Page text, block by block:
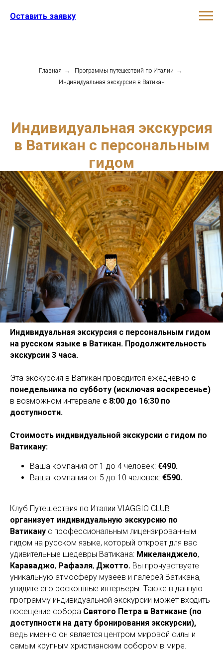
Оставить заявку
Главная → Программы путешествий по Италии →
Индивидуальная экскурсия в Ватикан
Индивидуальная экскурсия
в Ватикан с персональным
гидом
Индивидуальная экскурсия с персональным гидом
на русском языке в Ватикан. Продолжительность
экскурсии 3 часа.
Эта экскурсия в Ватикан проводится ежедневно с
понедельника по субботу (исключая воскресенье)
в возможном интервале с 8:00 до 16:30 по
доступности.
Стоимость индивидуальной экскурсии с гидом по
Ватикану:
Ваша компания от 1 до 4 человек: €490.
Ваша компания от 5 до 10 человек: €590.
Клуб Путешествия по Италии VIAGGIO CLUB
организует индивидуальную экскурсию по
Ватикану с профессиональным лицензированным
гидом на русском языке, который откроет для вас
удивительные шедевры Ватикана: Микеланджело,
Караваджо, Рафаэля, Джотто. Вы прочувствуете
уникальную атмосферу музеев и галерей Ватикана,
увидите его роскошные интерьеры. Также в данную
программу индивидуальной экскурсии может входить
посещение собора Святого Петра в Ватикане (по
доступности на дату бронирования экскурсии),
ведь именно он является центром мировой силы и
самым крупным христианским собором в мире.